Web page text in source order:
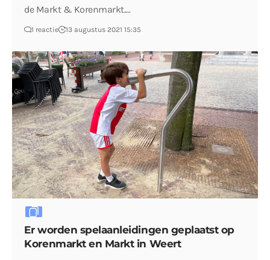
de Markt & Korenmarkt.…
1 reactie 13 augustus 2021 15:35
Er worden spelaanleidingen geplaatst op
Korenmarkt en Markt in Weert